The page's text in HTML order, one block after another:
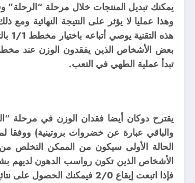
تبدأ عملية الطهي في التعب.
الحالة الأولى سيكون من الممكن التخلص من
الأشخاص الذين تكون رواسب الدهون لديهم
فإذا اتبعت إيقاع 2/0 فيمكنك الحصول على نتائج جيدة جدا للجزء السفلي من الجسم.